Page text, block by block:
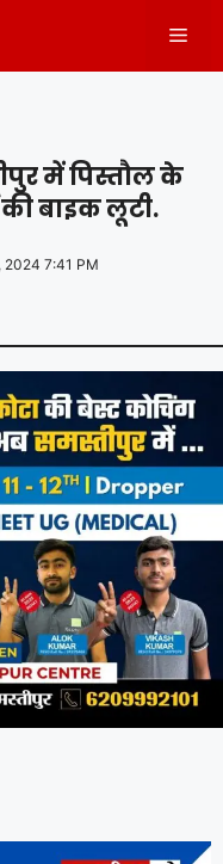
में पिस्तौल के
बाइक लूटी.
2024 7:41 PM